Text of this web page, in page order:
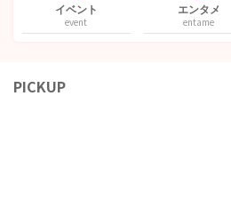
イベント
event
エンタメ
entame
PICKUP